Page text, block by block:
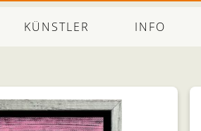
KÜNSTLER INFO